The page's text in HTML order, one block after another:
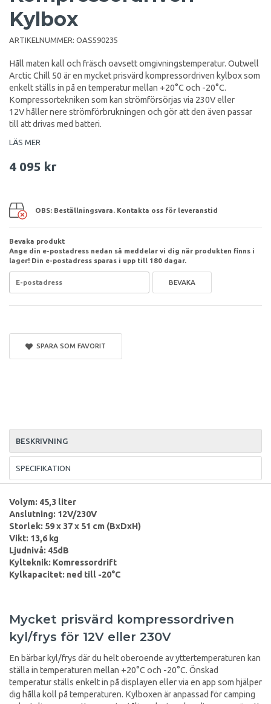
Kylbox
ARTIKELNUMMER: OAS590235
Håll maten kall och fräsch oavsett omgivningstemperatur. Outwell
Arctic Chill 50 är en mycket prisvärd kompressordriven kylbox som
enkelt ställs in på en temperatur mellan +20°C och -20°C.
Kompressortekniken som kan strömförsörjas via 230V eller
12V håller nere strömförbrukningen och gör att den även passar
till att drivas med batteri.
LÄS MER
4 095 kr
OBS: Beställningsvara. Kontakta oss för leveranstid
Bevaka produkt
Ange din e-postadress nedan så meddelar vi dig när produkten finns i
lager! Din e-postadress sparas i upp till 180 dagar.
BEVAKA
SPARA SOM FAVORIT
BESKRIVNING
SPECIFIKATION
Volym: 45,3 liter
Anslutning: 12V/230V
Storlek: 59 x 37 x 51 cm (BxDxH)
Vikt: 13,6 kg
Ljudnivå: 45dB
Kylteknik: Komressordrift
Kylkapacitet: ned till -20°C
Mycket prisvärd kompressordriven
kyl/frys för 12V eller 230V
En bärbar kyl/frys där du helt oberoende av yttertemperaturen kan
ställa in temperaturen mellan +20°C och -20°C. Önskad
temperatur ställs enkelt in på displayen eller via en app som hjälper
dig hålla koll på temperaturen. Kylboxen är anpassad för camping